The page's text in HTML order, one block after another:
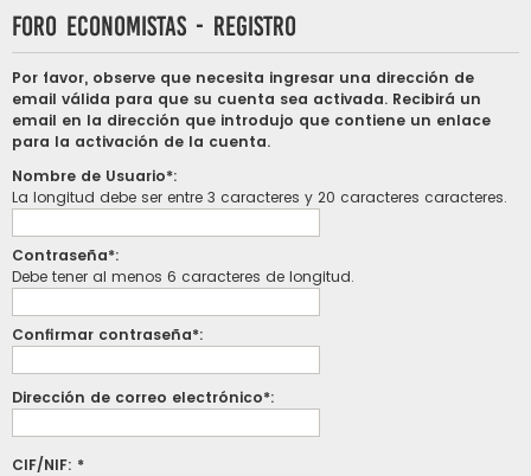
FORO ECONOMISTAS - Registro
Por favor, observe que necesita ingresar una dirección de
email válida para que su cuenta sea activada. Recibirá un
email en la dirección que introdujo que contiene un enlace
para la activación de la cuenta.
Nombre de Usuario*:
La longitud debe ser entre 3 caracteres y 20 caracteres caracteres.
Contraseña*:
Debe tener al menos 6 caracteres de longitud.
Confirmar contraseña*:
Dirección de correo electrónico*:
CIF/NIF: *